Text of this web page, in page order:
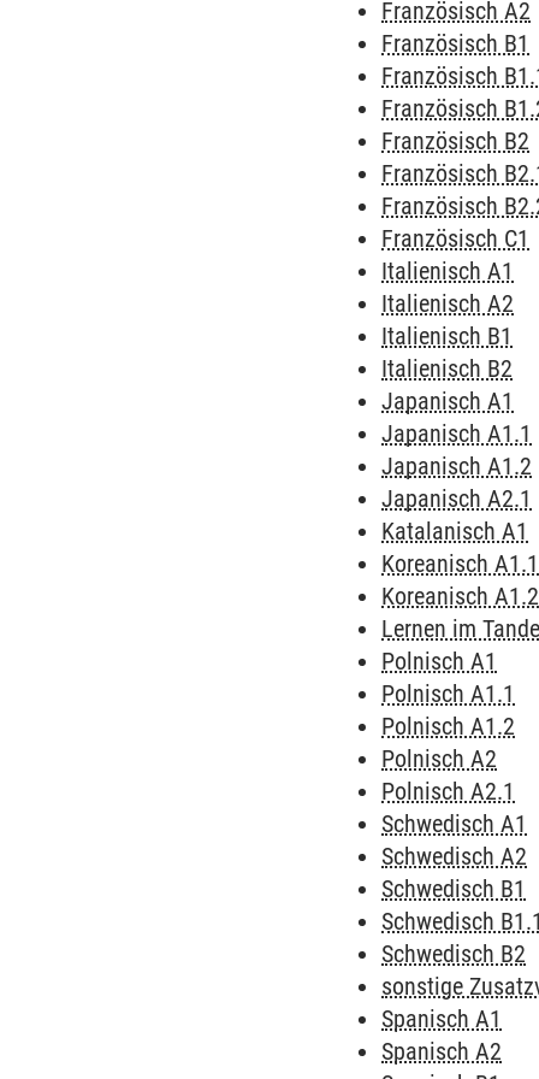
Französisch A2
Französisch B1
Französisch
Französisch
Französisch B2
Französisch
Französisch
Französisch C1
Italienisch A1
Italienisch A2
Italienisch B1
Italienisch B2
Japanisch A1
Japanisch A1.1
Japanisch A1.2
Japanisch A2.1
Katalanisch A1
Koreanisch A1.1
Koreanisch A1.2
Lernen im
Polnisch A1
Polnisch A1.1
Polnisch A1.2
Polnisch A2
Polnisch A2.1
Schwedisch A1
Schwedisch A2
Schwedisch B1
Schwedisch B1.1
Schwedisch B2
sonstige
Spanisch A1
Spanisch A2